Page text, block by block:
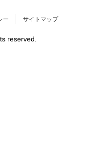
ー サイトマップ
reserved.